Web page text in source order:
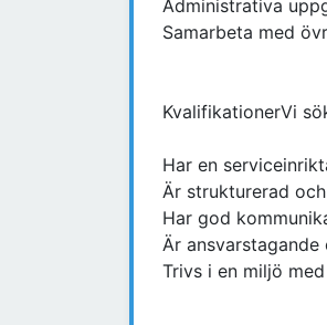
Administrativa
Samarbeta med
KvalifikationerVi
Har en
Är strukturerad
Har god
Är
Trivs i en miljö